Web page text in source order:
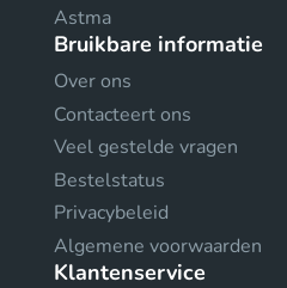
Astma
Bruikbare informatie
Over ons
Contacteert ons
Veel gestelde vragen
Bestelstatus
Privacybeleid
Algemene voorwaarden
Klantenservice